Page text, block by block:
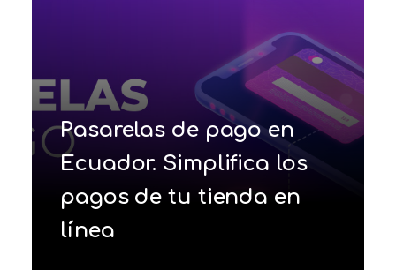
Pasarelas de pago en
Ecuador. Simplifica los
pagos de tu tienda en
línea